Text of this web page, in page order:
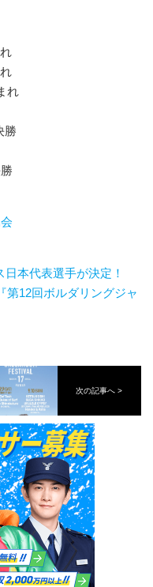
れ
勝
本代表選手が決定！
第12回ボルダリングジャ
次の記事へ >